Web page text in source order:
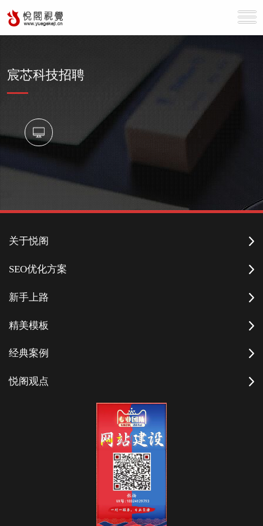
宸芯科技招聘
关于悦阁
SEO优化方案
新手上路
精美模板
经典案例
悦阁观点